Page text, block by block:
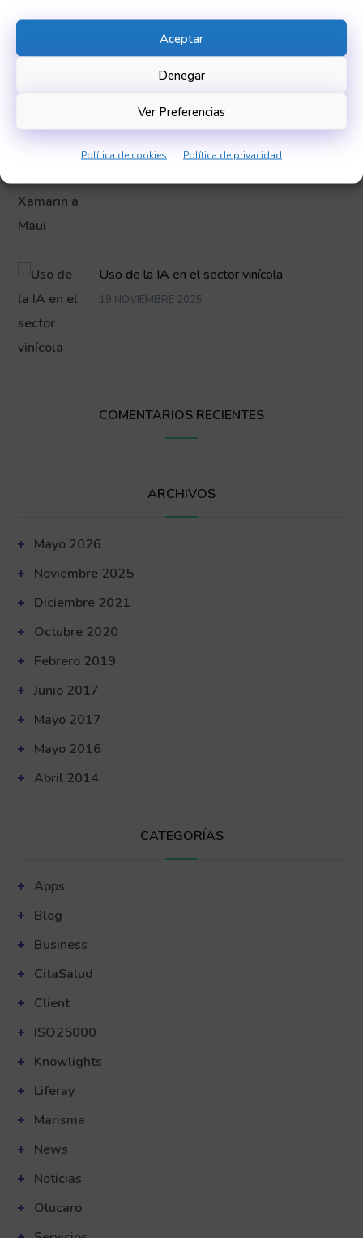
Aceptar
Denegar
Ver Preferencias
Política de cookies Política de privacidad
Novedades y ventajas del paso de
aplicaciones Xamarin a Maui
28 MAYO 2026
Uso de la IA en el sector vinícola
19 NOVIEMBRE 2025
COMENTARIOS RECIENTES
ARCHIVOS
Mayo 2026
Noviembre 2025
Diciembre 2021
Octubre 2020
Febrero 2019
Junio 2017
Mayo 2017
Mayo 2016
Abril 2014
CATEGORÍAS
Apps
Blog
Business
CitaSalud
Client
ISO25000
Knowlights
Liferay
Marisma
News
Noticias
Olucaro